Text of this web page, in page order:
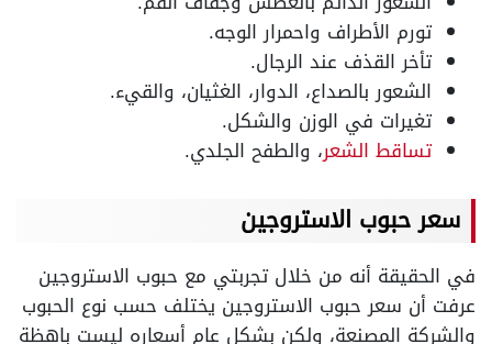
تورم الأطراف واحمرار الوجه.
تأخر القذف عند الرجال.
الشعور بالصداع، الدوار، الغثيان، والقيء.
تغيرات في الوزن والشكل.
تساقط الشعر، والطفح الجلدي.
سعر حبوب الاستروجين
في الحقيقة أنه من خلال تجربتي مع حبوب الاستروجين
عرفت أن سعر حبوب الاستروجين يختلف حسب نوع الحبوب
والشركة المصنعة، ولكن بشكل عام أسعاره ليست باهظة